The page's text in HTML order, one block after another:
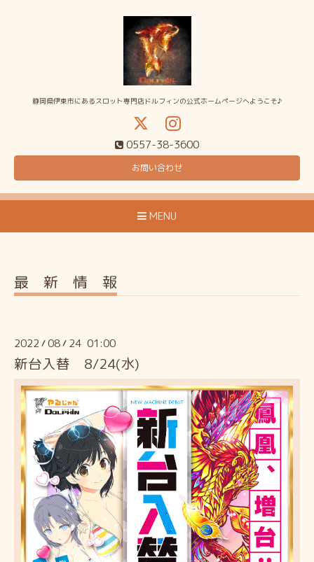
静岡県伊東市にあるスロット専門店ドルフィンの公式ホームページへようこそ♪
0557-38-3600
お問い合わせ
MENU
最 新 情 報
2022 /08/ 24 01:00
新台入替 8/24(水)